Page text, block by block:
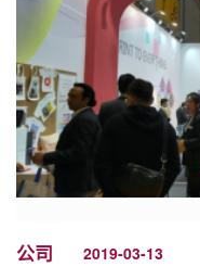
公司 2019-03-13